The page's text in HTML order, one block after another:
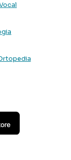
Storena App Store